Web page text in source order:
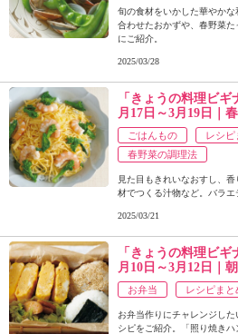
旬の食材をいかした華やか
合わせたおかずや、春野菜
にご紹介。
2025/03/28
「きょうの料理ビ
月17日～3月19日｜
ごはんもの レシピ
春野菜の調理法
見た目もきれいなおすし、
材でつくる汁物など。バラエ
2025/03/21
「きょうの料理ビ
月10日～3月12日｜
お弁当 レシピまと
お弁当作りにチャレンジし
シピをご紹介。「照り焼き